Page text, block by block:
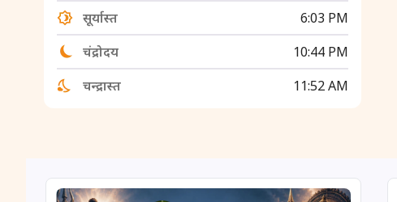
सूर्यास्त
6:03 PM
चंद्रोदय
10:44 PM
चन्द्रास्त
11:52 AM